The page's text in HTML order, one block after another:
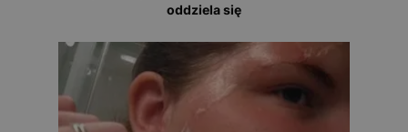
oddziela się